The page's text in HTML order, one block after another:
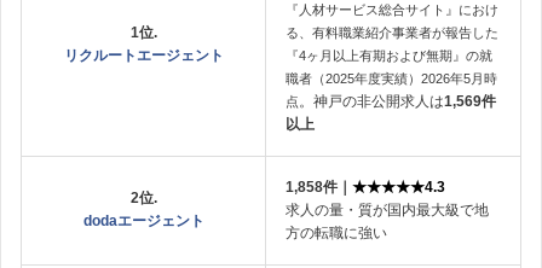
1位.
リクルートエージェント
『人材サービス総合サイト』におけ
る、有料職業紹介事業者が報告した
『4ヶ月以上有期および無期』の就
職者（2025年度実績）2026年5月時
点 。神戸の非公開求人は1,569件
以上
2位.
dodaエージェント
1,858件｜ ★★★★★4.3
求人の量・質が国内最大級で地
方の転職に強い